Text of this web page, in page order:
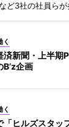
ど3社の社員らが
く
済新聞・上半期
B’z企画
く
「ヒルズスタ